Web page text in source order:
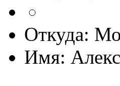
Откуда:
Имя: